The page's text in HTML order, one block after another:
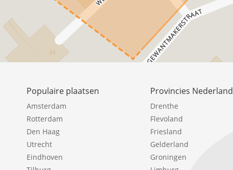
Populaire plaatsen
Amsterdam
Rotterdam
Den Haag
Utrecht
Eindhoven
Provincies Nederland
Drenthe
Flevoland
Friesland
Gelderland
Groningen